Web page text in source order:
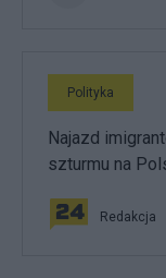
Polityka
Najazd
szturmu na
Redakcja